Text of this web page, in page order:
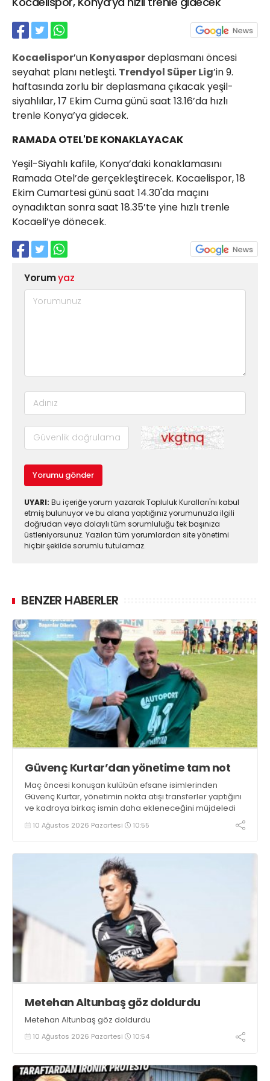
Kocaelispor’unKonyaspordeplasmanı öncesi
seyahat planı netleşti. Trendyol Süper Lig’in 9.
haftasında zorlu bir deplasmana çıkacak yeşil-
siyahlılar, 17 Ekim Cuma günü saat 13.16’da hızlı
trenle Konya’ya gidecek.
RAMADA OTEL'DE KONAKLAYACAK
Yeşil-Siyahlı kafile, Konya’daki konaklamasını
Ramada Otel’de gerçekleştirecek. Kocaelispor, 18
Ekim Cumartesi günü saat 14.30'da maçını
oynadıktan sonra saat 18.35’te yine hızlı trenle
Kocaeli’ye dönecek.
Yorumyaz
Yorumu gönder
UYARI: Bu içeriğe yorum yazarak Topluluk Kuralları'nı kabul
etmiş bulunuyor ve bu alana yaptığınız yorumunuzla ilgili
doğrudan veya dolaylı tüm sorumluluğu tek başınıza
üstleniyorsunuz. Yazılan tüm yorumlardan site yönetimi
hiçbir şekilde sorumlu tutulamaz.
BENZER HABERLER
Güvenç Kurtar’dan yönetime tam not
Maç öncesi konuşan kulübün efsane isimlerinden
Güvenç Kurtar, yönetimin nokta atışı transferler yaptığını
ve kadroya birkaç ismin daha ekleneceğini müjdeledi
10 Ağustos 2026 Pazartesi 10:55
Metehan Altunbaş göz doldurdu
Metehan Altunbaş göz doldurdu
10 Ağustos 2026 Pazartesi 10:54
21 Gölcük
02624132333